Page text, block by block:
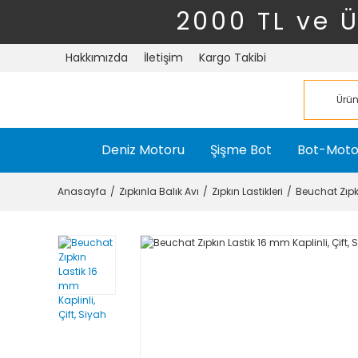
2000 TL ve
Hakkımızda İletişim Kargo Takibi
Deniz Motoru Şişme Bot Bot-
Anasayfa Zıpkınla Balık Avı Zıpkın Lastikleri Beuchat